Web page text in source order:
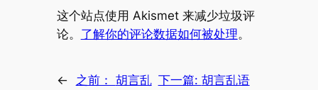
这个站点使用 Akismet 来减少垃圾评
论。 了解你的评论数据如何被处理。
← 之前： 胡言乱 下一篇: 胡言乱语